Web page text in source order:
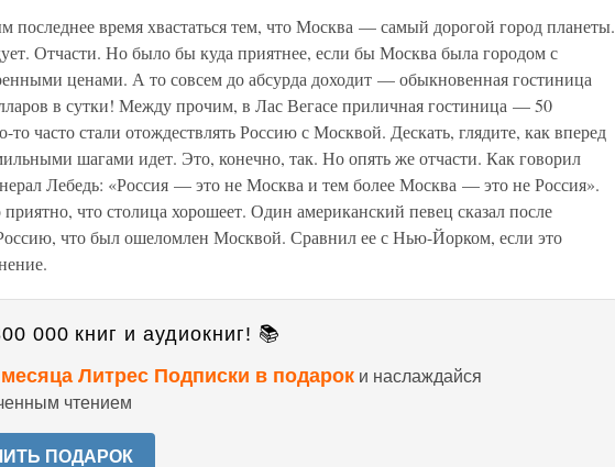
последнее время хвастаться тем, что Москва — самый дорогой город планеты.
Отчасти. Но было бы куда приятнее, если бы Москва была городом с
ценами. А то совсем до абсурда доходит — обыкновенная гостиница
в сутки! Между прочим, в Лас Вегасе приличная гостиница — 50
то часто стали отождествлять Россию с Москвой. Дескать, глядите, как вперед
шагами идет. Это, конечно, так. Но опять же отчасти. Как говорил
Лебедь: «Россия — это не Москва и тем более Москва — это не Россия».
что столица хорошеет. Один американский певец сказал после
что был ошеломлен Москвой. Сравнил ее с Нью-Йорком, если это
000 книг и аудиокниг! 📚
Литрес Подписки в подарок и наслаждайся
чтением
ПОДАРОК